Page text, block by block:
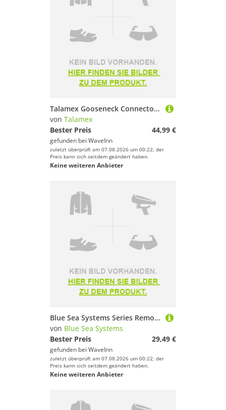
Talamex Gooseneck Connector 35x125 Mm Silber
von Talamex
Bester Preis
44,99 €
gefunden bei WaveInn
zuletzt überprüft am 07.08.2026 um 00:22; der
Preis kann sich seitdem geändert haben.
Keine weiteren Anbieter
Blue Sea Systems Series Remote Control Contura Spdt Switch On-off-on Schwarz
von Blue Sea Systems
Bester Preis
29,49 €
gefunden bei WaveInn
zuletzt überprüft am 07.08.2026 um 00:22; der
Preis kann sich seitdem geändert haben.
Keine weiteren Anbieter